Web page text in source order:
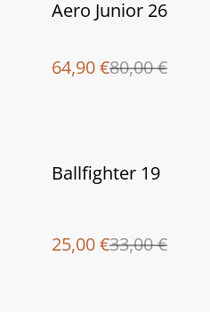
%
Aero Junior 26
64,90 €80,00 €
%
Ballfighter 19
25,00 €33,00 €